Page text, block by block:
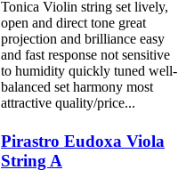
Tonica Violin string set lively,
open and direct tone great
projection and brilliance easy
and fast response not sensitive
to humidity quickly tuned well-
balanced set harmony most
attractive quality/price...
Pirastro Eudoxa Viola
String A